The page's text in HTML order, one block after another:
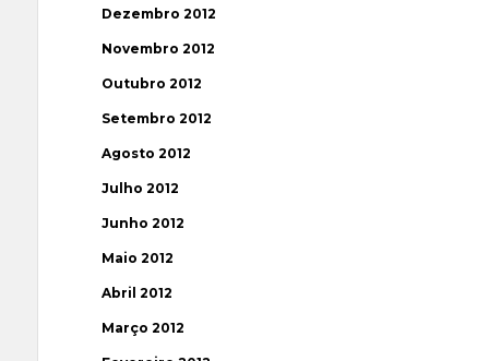
Dezembro 2012
Novembro 2012
Outubro 2012
Setembro 2012
Agosto 2012
Julho 2012
Junho 2012
Maio 2012
Abril 2012
Março 2012